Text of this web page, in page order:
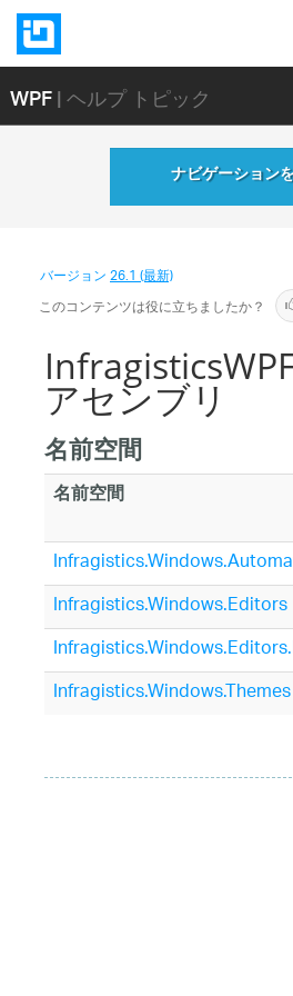
WPF| ヘルプ トピック
ナビゲーション
バージョン26.1 (最新)
このコンテンツは役に立ちましたか？
アセンブリ
名前空間
名前空間
Infragistics.Windows.Editors
Infragistics.Windows.Themes